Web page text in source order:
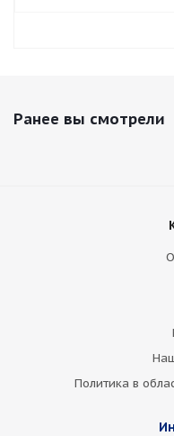
Ранее вы смотрели
Политика в